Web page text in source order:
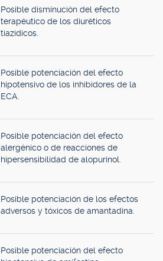
Posible disminución del efecto
terapéutico de los diuréticos
tiazídicos.
Posible potenciación del efecto
hipotensivo de los inhibidores de la
ECA.
Posible potenciación del efecto
alergénico o de reacciones de
hipersensibilidad de alopurinol.
Posible potenciación de los efectos
adversos y tóxicos de amantadina.
Posible potenciación del efecto